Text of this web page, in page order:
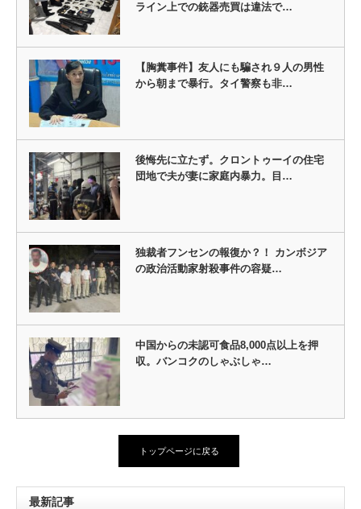
ライン上での銃器売買は違法で…
【胸糞事件】友人にも騙され９人の男性
から朝まで暴行。タイ警察も非…
後悔先に立たず。クロントゥーイの住宅
団地で夫が妻に家庭内暴力。目…
独裁者フンセンの報復か？！ カンボジア
の政治活動家射殺事件の容疑…
中国からの未認可食品8,000点以上を押
収。バンコクのしゃぶしゃ…
トップページに戻る
最新記事